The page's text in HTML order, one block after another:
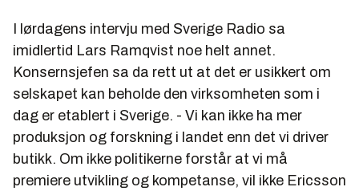
I lørdagens intervju med Sverige Radio sa
imidlertid Lars Ramqvist noe helt annet.
Konsernsjefen sa da rett ut at det er usikkert om
selskapet kan beholde den virksomheten som i
dag er etablert i Sverige. - Vi kan ikke ha mer
produksjon og forskning i landet enn det vi driver
butikk. Om ikke politikerne forstår at vi må
premiere utvikling og kompetanse, vil ikke Ericsson